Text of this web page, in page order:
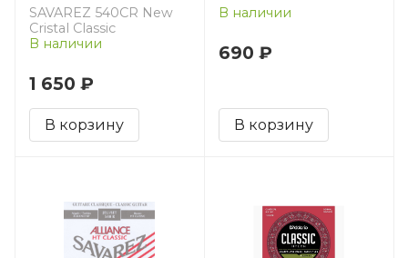
SAVAREZ 540CR New
Cristal Classic
В наличии
1 650 ₽
В корзину
В наличии
690 ₽
В корзину